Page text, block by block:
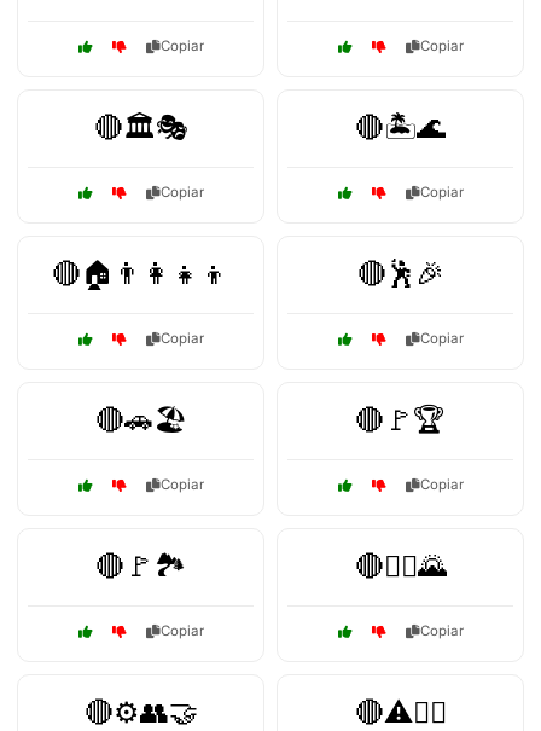
Copiar Copiar
🔴🏛️🎭
Copiar
🔴🏝️🌊
Copiar
🔴🏠👨‍👩‍👧‍👦
Copiar
🔴🕺🎉
Copiar
🔴🚗🏖️
Copiar
🔴🚩🏆
Copiar
🔴🚩🏞️
Copiar
🔴🧗‍♂️🌄
Copiar
🔴⚙️👥🤝 🔴⚠️🏴‍☠️